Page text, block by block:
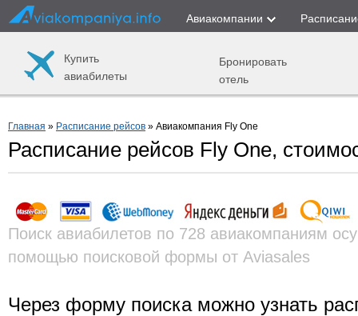
Авиакомпании
Купить
авиабилеты
Бронировать
отель
Главная » Расписание рейсов » Авиакомпания Fly One
Расписание рейсов Fly One,
Поиск авиабилетов по 728 авиакомпаниям
помощью поисковой формы от Aviasales
Через форму поиска можно узнать